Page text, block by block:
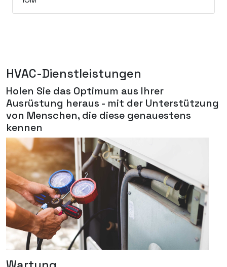
HVAC-Dienstleistungen
Holen Sie das Optimum aus Ihrer
Ausrüstung heraus - mit der Unterstützung
von Menschen, die diese genauestens
kennen